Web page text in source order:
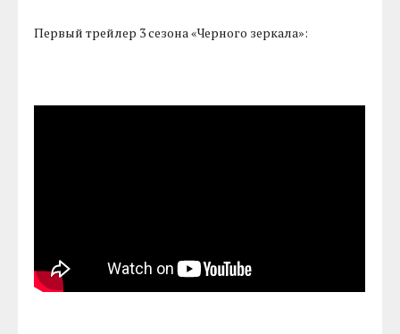
Первый трейлер 3 сезона «Черного зеркала»: